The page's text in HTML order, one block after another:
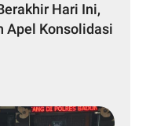
Hari Ini,
Apel Konsolidasi